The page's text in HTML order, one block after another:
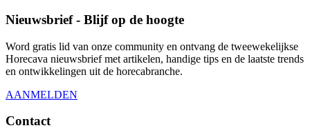
Nieuwsbrief - Blijf op de hoogte
Word gratis lid van onze community en ontvang de tweewekelijkse
Horecava nieuwsbrief met artikelen, handige tips en de laatste trends
en ontwikkelingen uit de horecabranche.
AANMELDEN
Contact